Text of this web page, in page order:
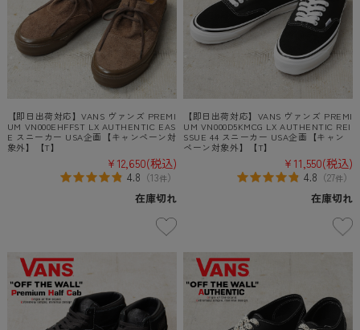
【即日出荷対応】VANS ヴァンズ PREMI
UM VN000EHFFST LX AUTHENTIC EAS
E スニーカー USA企画【キャンペーン対
象外】【T】
¥12,650(税込)
4.8 （13件）
在庫切れ
【即日出荷対応】VANS ヴァンズ PREMI
UM VN000D5KMCG LX AUTHENTIC REI
SSUE 44 スニーカー USA企画【キャン
ペーン対象外】【T】
¥11,550(税込)
4.8 （27件）
在庫切れ